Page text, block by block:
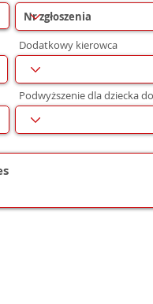
Dodatkowy kierowca
Podwyższenie dla dziecka